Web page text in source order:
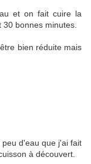
et on fait cuire la
bonnes minutes.
bien réduite mais
d'eau que j'ai fait
à découvert.